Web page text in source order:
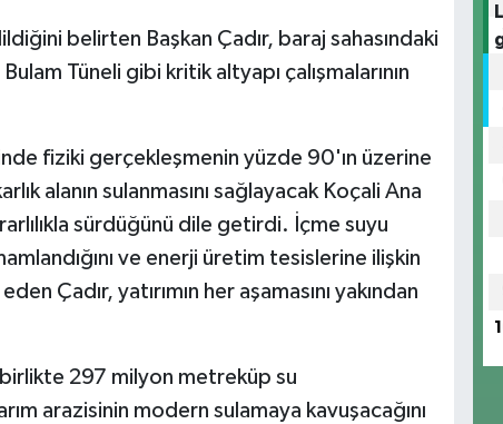
belirten Başkan Çadır, baraj sahasındaki
Tüneli gibi kritik altyapı çalışmalarının
fiziki gerçekleşmenin yüzde 90'ın üzerine
alanın sulanmasını sağlayacak Koçali Ana
sürdüğünü dile getirdi. İçme suyu
ve enerji üretim tesislerine ilişkin
Çadır, yatırımın her aşamasını yakından
birlikte 297 milyon metreküp su
arazisinin modern sulamaya kavuşacağını